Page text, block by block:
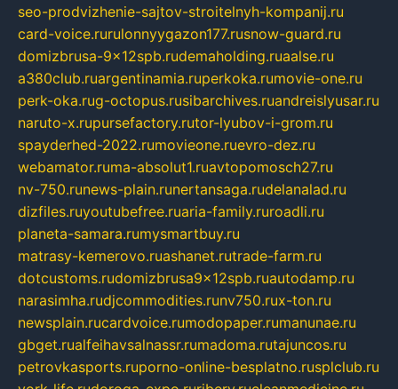
seo-prodvizhenie-sajtov-stroitelnyh-kompanij.ru
card-voice.rurulonnyygazon177.rusnow-guard.ru
domizbrusa-9x12spb.rudemaholding.ruaalse.ru
a380club.ruargentinamia.ruperkoka.rumovie-one.ru
perk-oka.rug-octopus.rusibarchives.ruandreislyusar.ru
naruto-x.rupursefactory.rutor-lyubov-i-grom.ru
spayderhed-2022.rumovieone.ruevro-dez.ru
webamator.ruma-absolut1.ruavtopomosch27.ru
nv-750.runews-plain.runertansaga.rudelanalad.ru
dizfiles.ruyoutubefree.ruaria-family.ruroadli.ru
planeta-samara.rumysmartbuy.ru
matrasy-kemerovo.ruashanet.rutrade-farm.ru
dotcustoms.rudomizbrusa9x12spb.ruautodamp.ru
narasimha.rudjcommodities.runv750.rux-ton.ru
newsplain.rucardvoice.rumodopaper.rumanunae.ru
gbget.rualfeihavsalnassr.rumadoma.rutajuncos.ru
petrovkasports.ruporno-online-besplatno.rusplclub.ru